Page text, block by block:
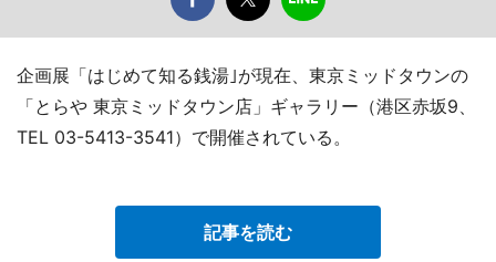
企画展「はじめて知る銭湯｣が現在、東京ミッドタウンの
「とらや 東京ミッドタウン店」ギャラリー（港区赤坂9、
TEL 03-5413-3541）で開催されている。
記事を読む